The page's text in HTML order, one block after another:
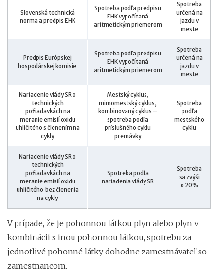
Slovenská technická
norma a predpis EHK
Spotreba podľa predpisu
EHK vypočítaná
aritmetickým priemerom
Spotreba
určená na
jazdu v
meste
Predpis Európskej
hospodárskej komisie
Spotreba podľa predpisu
EHK vypočítaná
aritmetickým priemerom
Spotreba
určená na
jazdu v
meste
Nariadenie vlády SR o
technických
požiadavkách na
meranie emisií oxidu
uhličitého s členením na
cykly
Mestský cyklus,
mimomestský cyklus,
kombinovaný cyklus –
spotreba podľa
príslušného cyklu
premávky
Spotreba
podľa
mestského
cyklu
Nariadenie vlády SR o
technických
požiadavkách na
meranie emisií oxidu
uhličitého bez členenia
na cykly
Spotreba podľa
nariadenia vlády SR
Spotreba
sa zvýši
o 20%
V prípade, že je pohonnou látkou plyn alebo plyn v
kombinácii s inou pohonnou látkou, spotrebu za
jednotlivé pohonné látky dohodne zamestnávateľ so
zamestnancom.